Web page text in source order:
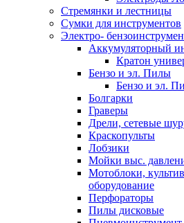
Стремянки и лестницы
Сумки для инструментов
Электро-
Аккумуляторный
Кратон
Бензо и эл. Пилы
Бензо и эл.
Болгарки
Граверы
Дрели, сетевые
Краскопульты
Лобзики
Мойки выс.
Мотоблоки,
оборудование
Перфораторы
Пилы дисковые